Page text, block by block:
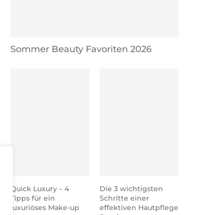
Sommer Beauty Favoriten 2026
Quick Luxury – 4
Tipps für ein
luxuriöses Make-up
Die 3 wichtigsten
Schritte einer
effektiven Hautpflege